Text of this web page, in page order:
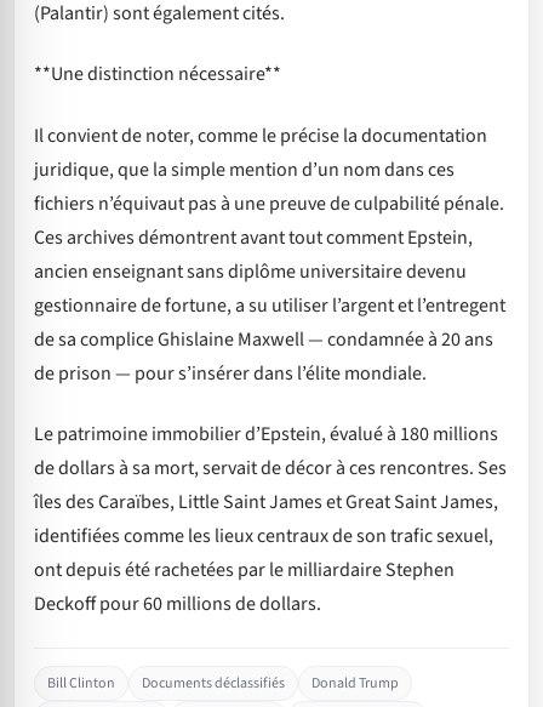
(Palantir) sont également cités.
**Une distinction nécessaire**
Il convient de noter, comme le précise la documentation
juridique, que la simple mention d’un nom dans ces
fichiers n’équivaut pas à une preuve de culpabilité pénale.
Ces archives démontrent avant tout comment Epstein,
ancien enseignant sans diplôme universitaire devenu
gestionnaire de fortune, a su utiliser l’argent et l’entregent
de sa complice Ghislaine Maxwell — condamnée à 20 ans
de prison — pour s’insérer dans l’élite mondiale.
Le patrimoine immobilier d’Epstein, évalué à 180 millions
de dollars à sa mort, servait de décor à ces rencontres. Ses
îles des Caraïbes, Little Saint James et Great Saint James,
identifiées comme les lieux centraux de son trafic sexuel,
ont depuis été rachetées par le milliardaire Stephen
Deckoff pour 60 millions de dollars.
Bill Clinton Documents déclassifiés
Donald Trump